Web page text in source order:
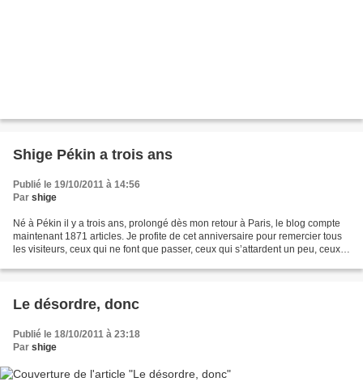
Shige Pékin a trois ans
Publié le 19/10/2011 à 14:56
Par shige
Né à Pékin il y a trois ans, prolongé dès mon retour à Paris, le blog compte
maintenant 1871 articles. Je profite de cet anniversaire pour remercier tous
les visiteurs, ceux qui ne font que passer, ceux qui s’attardent un peu, ceux
Le désordre, donc
Publié le 18/10/2011 à 23:18
Par shige